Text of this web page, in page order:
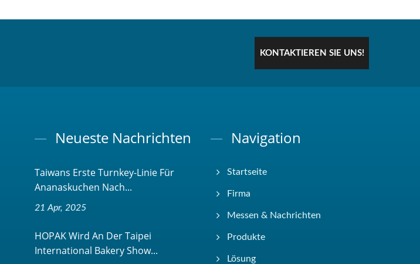
KONTAKTIEREN SIE UNS!
Neueste Nachrichten
Taiwans Erste Turnkey-Linie Für
Ananaskuchen Nach...
21 Apr, 2025
HOPAK Wird An Der Taipei
International Bakery Show...
Navigation
Startseite
Firma
Messen & Nachrichten
Produkte
Lösung